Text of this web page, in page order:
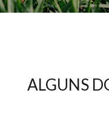
ALGUNS